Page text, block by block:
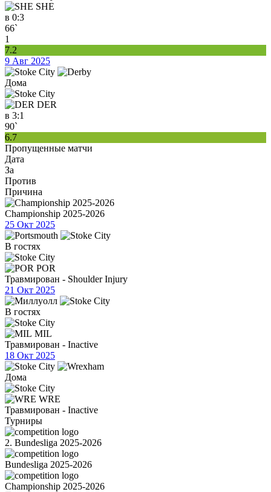
SHE
в 0:3
66`
1
7.2
9 Авг 2025
Дома
DER
в 3:1
90`
6.7
Пропущенные матчи
Дата
За
Против
Причина
Championship 2025-2026
25 Окт 2025
В гостях
POR
Травмирован - Shoulder Injury
21 Окт 2025
В гостях
MIL
Травмирован - Inactive
18 Окт 2025
Дома
WRE
Травмирован - Inactive
Турниры
2. Bundesliga 2025-2026
Bundesliga 2025-2026
Championship 2025-2026